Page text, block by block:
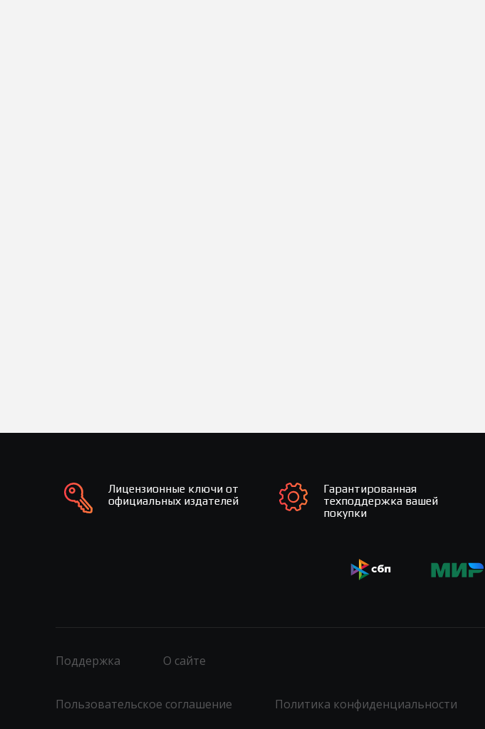
Лицензионные ключи от
официальных издателей
Гарантированная
техподдержка вашей
покупки
Поддержка О сайте
Пользовательское соглашение Политика конфиденциальности